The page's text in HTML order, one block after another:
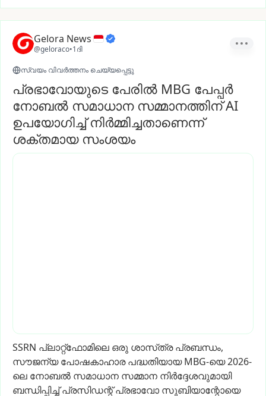
Gelora News
@geloraco•1ദി
സ്വയം വിവർത്തനം ചെയ്യപ്പെട്ടു
പ്രഭാവോയുടെ പേരിൽ MBG പേപ്പർ
നോബൽ സമാധാന സമ്മാനത്തിന് AI
ഉപയോഗിച്ച് നിർമ്മിച്ചതാണെന്ന്
ശക്തമായ സംശയം
SSRN പ്ലാറ്റ്ഫോമിലെ ഒരു ശാസ്‌ത്ര പ്രബന്ധം,
സൗജന്യ പോഷകാഹാര പദ്ധതിയായ MBG-യെ2026-
ലെ നോബൽ സമാധാന സമ്മാന നിർദ്ദേശവുമായി
ബന്ധിപ്പിച്ച് പ്രസിഡന്റ് പ്രഭാവോ സുബിയാന്റോയെ